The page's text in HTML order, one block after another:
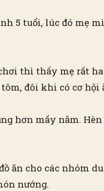
5 tuổi, lúc đó mẹ
thì thấy mẹ rất
đôi khi có cơ
hơn mấy năm.
ăn cho các nhóm
nướng.